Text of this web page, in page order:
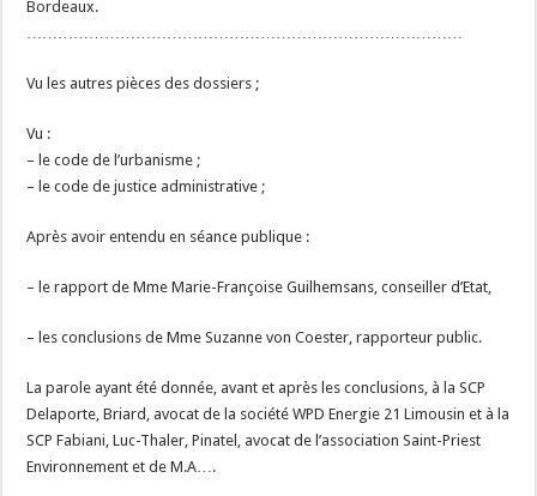
Bordeaux.
…………………………………………………………………………
Vu les autres pièces des dossiers ;
Vu :
– le code de l’urbanisme ;
– le code de justice administrative ;
Après avoir entendu en séance publique :
– le rapport de Mme Marie-Françoise Guilhemsans, conseiller d’Etat,
– les conclusions de Mme Suzanne von Coester, rapporteur public.
La parole ayant été donnée, avant et après les conclusions, à la SCP
Delaporte, Briard, avocat de la société WPD Energie 21 Limousin et à la
SCP Fabiani, Luc-Thaler, Pinatel, avocat de l’association Saint-Priest
Environnement et de M.A….